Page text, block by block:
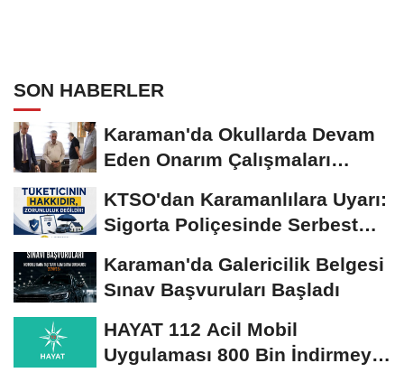
SON HABERLER
Karaman'da Okullarda Devam
Eden Onarım Çalışmaları
KTSO'dan Karamanlılara Uyarı:
Sigorta Poliçesinde Serbest
Karaman'da Galericilik Belgesi
Sınav Başvuruları Başladı
HAYAT 112 Acil Mobil
Uygulaması 800 Bin İndirmeyi